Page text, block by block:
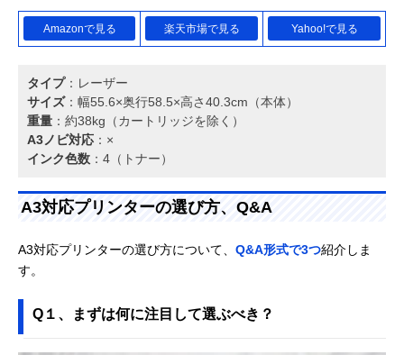
Amazonで見る 楽天市場で見る Yahoo!で見る
タイプ：レーザー
サイズ：幅55.6×奥行58.5×高さ40.3cm（本体）
重量 ：約38kg（カートリッジを除く）
A3ノビ対応 ：×
インク色数 ：4（トナー）
A3対応プリンターの選び方、Q&A
A3対応プリンターの選び方について、 Q&A形式で3つ紹介しま
す。
Q１、まずは何に注目して選ぶべき？